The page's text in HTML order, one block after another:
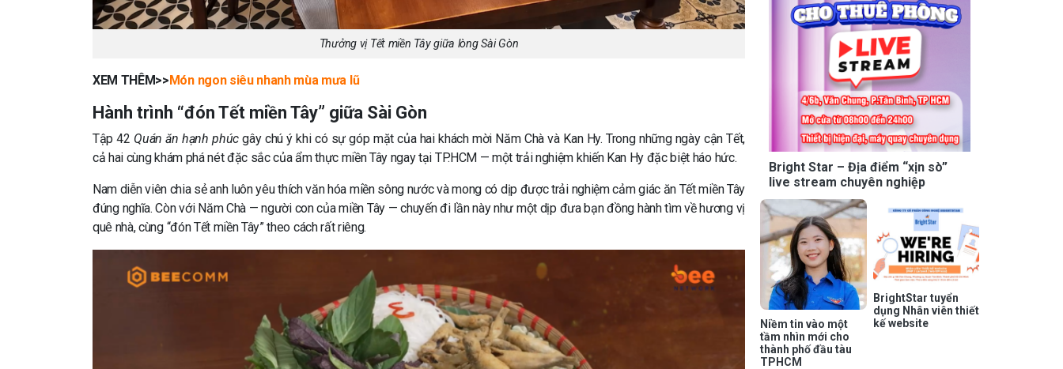
Thưởng vị Tết miền Tây giữa lòng Sài Gòn
XEM THÊM>> Món ngon siêu nhanh mùa mưa lũ
Hành trình “đón Tết miền Tây” giữa Sài Gòn
Tập 42 Quán ăn hạnh phúc gây chú ý khi có sự góp mặt của hai khách mời Năm Chà và Kan Hy. Trong những ngày cận Tết,
cả hai cùng khám phá nét đặc sắc của ẩm thực miền Tây ngay tại TP.HCM — một trải nghiệm khiến Kan Hy đặc biệt háo hức.
Nam diễn viên chia sẻ anh luôn yêu thích văn hóa miền sông nước và mong có dịp được trải nghiệm cảm giác ăn Tết miền Tây
đúng nghĩa. Còn với Năm Chà — người con của miền Tây — chuyến đi lần này như một dịp đưa bạn đồng hành tìm về hương vị
quê nhà, cùng “đón Tết miền Tây” theo cách rất riêng.
Bright Star – Địa điểm “xịn sò”
live stream chuyên nghiệp
Niềm tin vào một
tầm nhìn mới cho
thành phố đầu tàu
TPHCM
BrightStar tuyển
dụng Nhân viên thiết
kế website